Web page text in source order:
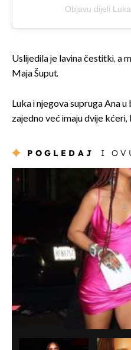
Objavu dijeli
Uslijedila je lavina čestitki, a
Maja Šuput.
Luka i njegova supruga Ana
zajedno već imaju dvije kćeri,
POGLEDAJ I